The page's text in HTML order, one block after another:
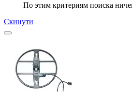
По этим критериям поиска
Скинути